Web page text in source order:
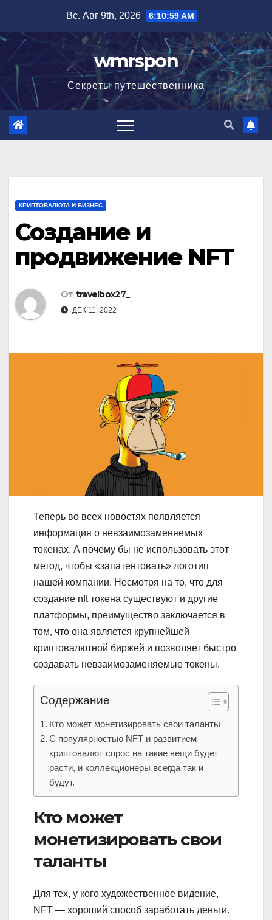
содержимому
Вс. Авг 9th, 2026 6:11:00 AM
wmrspon
Секреты путешественника
КРИПТОВАЛЮТА И БИЗНЕС
Создание и
продвижение NFT
От travelbox27_
ДЕК 11, 2022
Теперь во всех новостях появляется
информация о невзаимозаменяемых
токенах. А почему бы не использовать этот
метод, чтобы «запатентовать» логотип
нашей компании. Несмотря на то, что для
создание nft токена существуют и другие
платформы, преимущество заключается в
том, что она является крупнейшей
криптовалютной биржей и позволяет быстро
создавать невзаимозаменяемые токены.
Содержание
Кто может монетизировать свои таланты
С популярностью NFT и развитием
криптовалют спрос на такие вещи будет
расти, и коллекционеры всегда так и
будут.
Кто может
монетизировать свои
таланты
Для тех, у кого художественное видение,
NFT — хороший способ заработать деньги.